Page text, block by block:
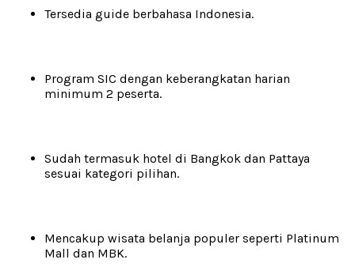
Tersedia guide berbahasa Indonesia.
Program SIC dengan keberangkatan harian
minimum 2 peserta.
Sudah termasuk hotel di Bangkok dan Pattaya
sesuai kategori pilihan.
Mencakup wisata belanja populer seperti Platinum
Mall dan MBK.